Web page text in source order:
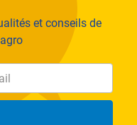
et conseils de